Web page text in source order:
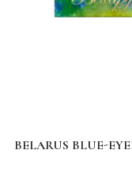
BELARUS BLUE-